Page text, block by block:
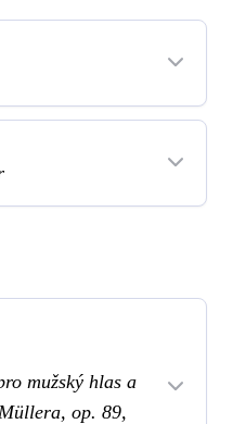
mužský hlas a
op. 89,